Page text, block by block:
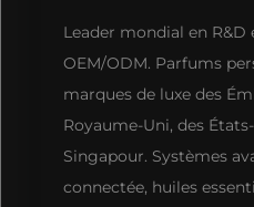
Leader mondial en
OEM/ODM. Parfums
marques de luxe des
Royaume-Uni, des
Singapour. Systèmes
connectée, huiles